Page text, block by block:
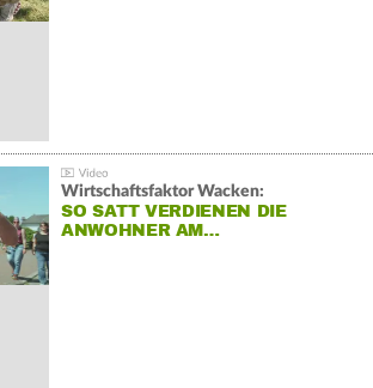
Wirtschaftsfaktor Wacken:
SO SATT VERDIENEN DIE
ANWOHNER AM…